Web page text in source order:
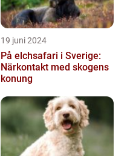
19 juni 2024
På elchsafari i Sverige:
Närkontakt med skogens
konung